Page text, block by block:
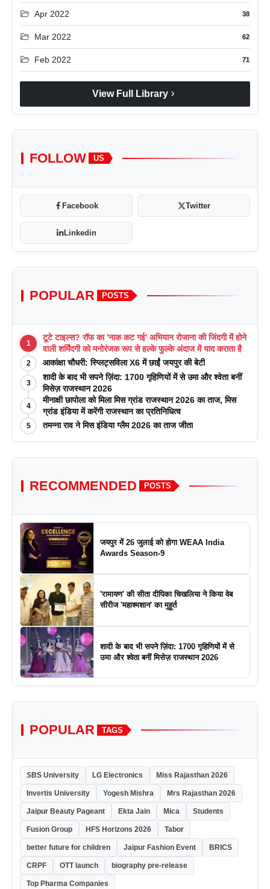
folder_open Apr 2022 38
folder_open Mar 2022 62
folder_open Feb 2022 71
View Full Library chevron_right
FOLLOW US
Facebook Twitter
Linkedin
POPULAR POSTS
1
टूटे टाइल्स? रॉफ का 'नाक कट गई' अभियान रोजाना की जिंदगी में होने
वाली शर्मिंदगी को मनोरंजक रूप से हल्के फुल्के अंदाज में याद कराता है
2 आकांक्षा चौधरी: स्प्लिट्सविला X6 में छाईं जयपुर की बेटी
3
शादी के बाद भी सपने ज़िंदा: 1700 गृहिणियों में से उमा और श्वेता बनीं
मिसेज़ राजस्थान 2026
4
मीनाक्षी छापोला को मिला मिस ग्रांड राजस्थान 2026 का ताज, मिस
ग्रांड इंडिया में करेंगी राजस्थान का प्रतिनिधित्व
5 तमन्ना राव ने मिस इंडिया ग्लैम 2026 का ताज जीता
RECOMMENDED POSTS
जयपुर में 26 जुलाई को होगा WEAA India
Awards Season-9
'रामायण' की सीता दीपिका चिखलिया ने किया वेब
सीरीज 'महाश्मशान' का मुहूर्त
शादी के बाद भी सपने ज़िंदा: 1700 गृहिणियों में से
उमा और श्वेता बनीं मिसेज़ राजस्थान 2026
POPULAR TAGS
SBS University LG Electronics Miss Rajasthan 2026
Invertis University Yogesh Mishra Mrs Rajasthan 2026
Jaipur Beauty Pageant Ekta Jain Mica Students
Fusion Group HFS Horizons 2026 Tabor
better future for children Jaipur Fashion Event BRICS
CRPF OTT launch biography pre-release
Top Pharma Companies